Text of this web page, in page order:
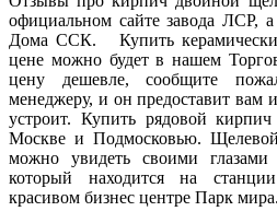
официальном сайте завода ЛСР,
Дома ССК. Купить
цене можно будет в нашем
цену дешевле, сообщите
менеджеру, и он предоставит вам
устроит. Купить рядовой
Москве и Подмосковью.
можно увидеть своими
который находится на
красивом бизнес центре Парк мира.